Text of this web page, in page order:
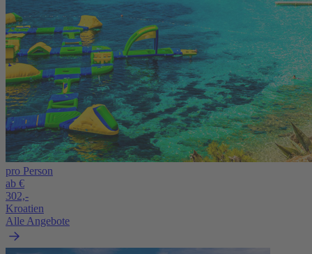
pro Person
ab €
302,-
Kroatien
Alle Angebote